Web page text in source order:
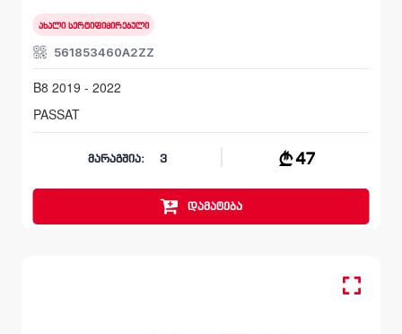
ახალი სერტიფიცირებული
561853460A2ZZ
B8 2019 - 2022
PASSAT
მარაგშია: 3 47
დამატება